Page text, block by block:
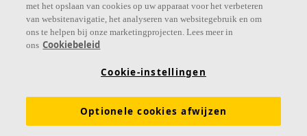
Prijslijst Kennis akoestiek
Functionele eigenschappen Kleuren en oppervlakken
met het opslaan van cookies op uw apparaat voor het verbeteren
van websitenavigatie, het analyseren van websitegebruik en om
ons te helpen bij onze marketingprojecten. Lees meer in
ons Cookiebeleid
Cookie-instellingen
Optionele cookies afwijzen